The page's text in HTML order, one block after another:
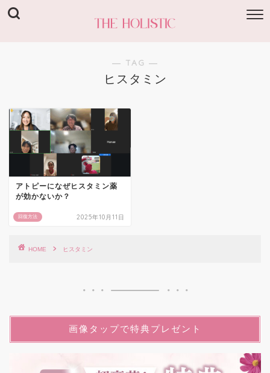
― TAG ―
ヒスタミン
回復方法
アトピーになぜヒスタミン薬
が効かないか？
2025年10月11日
HOME ヒスタミン
画像タップで特典プレゼント